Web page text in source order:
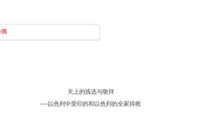
天上的拣选与敬拜
——以色列中受印的和以色列的全家得救